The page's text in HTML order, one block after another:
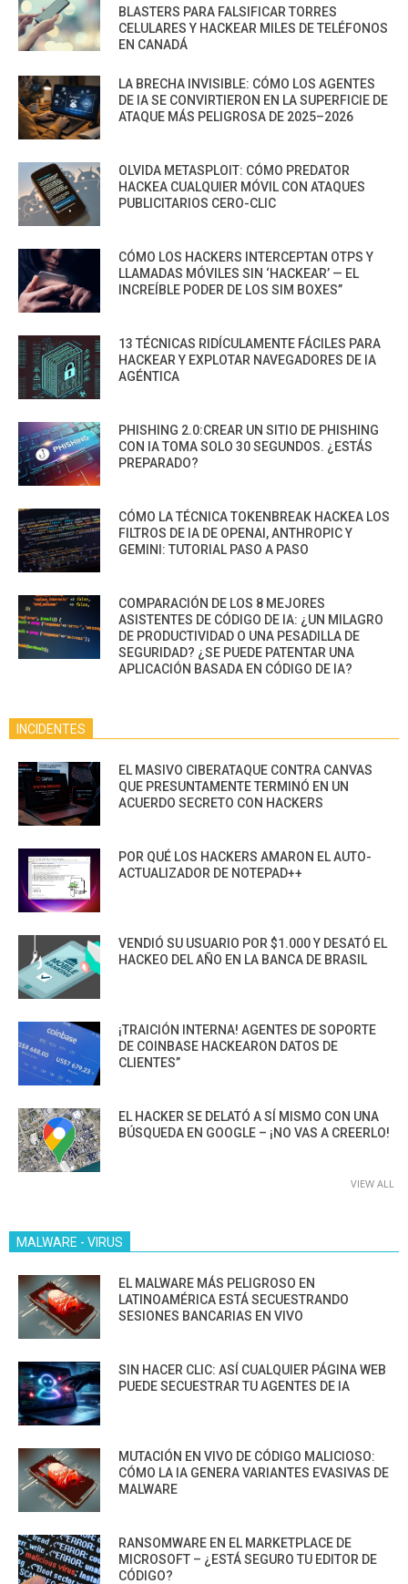
BLASTERS PARA FALSIFICAR TORRES
CELULARES Y HACKEAR MILES DE TELÉFONOS
EN CANADÁ
LA BRECHA INVISIBLE: CÓMO LOS AGENTES
DE IA SE CONVIRTIERON EN LA SUPERFICIE DE
ATAQUE MÁS PELIGROSA DE 2025–2026
OLVIDA METASPLOIT: CÓMO PREDATOR
HACKEA CUALQUIER MÓVIL CON ATAQUES
PUBLICITARIOS CERO-CLIC
CÓMO LOS HACKERS INTERCEPTAN OTPS Y
LLAMADAS MÓVILES SIN ‘HACKEAR’ — EL
INCREÍBLE PODER DE LOS SIM BOXES”
13 TÉCNICAS RIDÍCULAMENTE FÁCILES PARA
HACKEAR Y EXPLOTAR NAVEGADORES DE IA
AGÉNTICA
PHISHING 2.0:CREAR UN SITIO DE PHISHING
CON IA TOMA SOLO 30 SEGUNDOS. ¿ESTÁS
PREPARADO?
CÓMO LA TÉCNICA TOKENBREAK HACKEA LOS
FILTROS DE IA DE OPENAI, ANTHROPIC Y
GEMINI: TUTORIAL PASO A PASO
COMPARACIÓN DE LOS 8 MEJORES
ASISTENTES DE CÓDIGO DE IA: ¿UN MILAGRO
DE PRODUCTIVIDAD O UNA PESADILLA DE
SEGURIDAD? ¿SE PUEDE PATENTAR UNA
APLICACIÓN BASADA EN CÓDIGO DE IA?
INCIDENTES
EL MASIVO CIBERATAQUE CONTRA CANVAS
QUE PRESUNTAMENTE TERMINÓ EN UN
ACUERDO SECRETO CON HACKERS
POR QUÉ LOS HACKERS AMARON EL AUTO-
ACTUALIZADOR DE NOTEPAD++
VENDIÓ SU USUARIO POR $1.000 Y DESATÓ EL
HACKEO DEL AÑO EN LA BANCA DE BRASIL
¡TRAICIÓN INTERNA! AGENTES DE SOPORTE
DE COINBASE HACKEARON DATOS DE
CLIENTES”
EL HACKER SE DELATÓ A SÍ MISMO CON UNA
BÚSQUEDA EN GOOGLE – ¡NO VAS A CREERLO!
VIEW ALL
MALWARE - VIRUS
EL MALWARE MÁS PELIGROSO EN
LATINOAMÉRICA ESTÁ SECUESTRANDO
SESIONES BANCARIAS EN VIVO
SIN HACER CLIC: ASÍ CUALQUIER PÁGINA WEB
PUEDE SECUESTRAR TU AGENTES DE IA
MUTACIÓN EN VIVO DE CÓDIGO MALICIOSO:
CÓMO LA IA GENERA VARIANTES EVASIVAS DE
MALWARE
RANSOMWARE EN EL MARKETPLACE DE
MICROSOFT – ¿ESTÁ SEGURO TU EDITOR DE
CÓDIGO?